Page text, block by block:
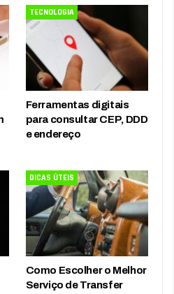
TECNOLOGIA
Ferramentas digitais
para consultar CEP, DDD
e endereço
DICAS ÚTEIS
Como Escolher o Melhor
Serviço de Transfer